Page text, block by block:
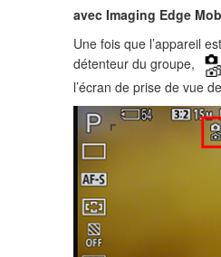
avec Imaging Edge
Une fois que l’appareil
détenteur du groupe,
l’écran de prise de vue